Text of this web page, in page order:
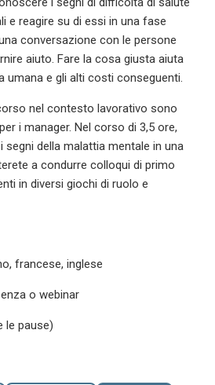
e reagire su di essi in una fase
conversazione con le persone
aiuto. Fare la cosa giusta aiuta
umana e gli alti costi conseguenti.
nel contesto lavorativo sono
i manager. Nel corso di 3,5 ore,
segni della malattia mentale in una
a condurre colloqui di primo
in diversi giochi di ruolo e
francese, inglese
o webinar
le pause)